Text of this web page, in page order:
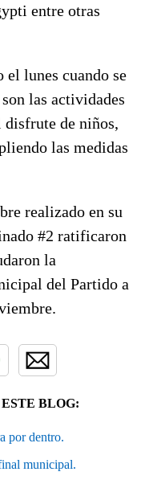
entre otras
el lunes cuando se
las actividades
disfrute de niños,
las medidas
realizado en su
#2 ratificaron
la
del Partido a
BLOG:
por dentro.
municipal.